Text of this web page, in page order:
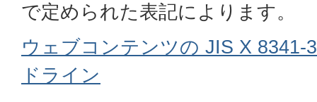
で定められた表記によります。
ウェブコンテンツの JIS X 8341-
ドライン